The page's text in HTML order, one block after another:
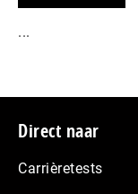
...
Footer
Direct naar
Carrièretests